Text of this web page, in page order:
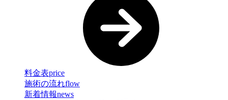
料金表price
施術の流れflow
新着情報news